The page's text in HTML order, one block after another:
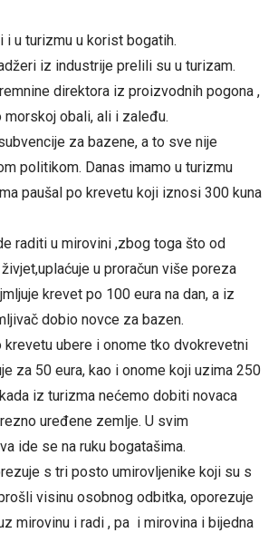
i u turizmu u korist bogatih.
iz industrije prelili su u turizam.
direktora iz proizvodnih pogona ,
obali, ali i zaleđu.
za bazene, a to sve nije
politikom. Danas imamo u turizmu
paušal po krevetu koji iznosi 300 kuna
raditi u mirovini ,zbog toga što od
u proračun više poreza
krevet po 100 eura na dan, a iz
dobio novce za bazen.
krevetu ubere i onome tko dvokrevetni
za 50 eura, kao i onome koji uzima 250
iz turizma nećemo dobiti novaca
uređene zemlje. U svim
ide se na ruku bogatašima.
s tri posto umirovljenike koji su s
visinu osobnog odbitka, oporezuje
mirovinu i radi , pa i mirovina i bijedna